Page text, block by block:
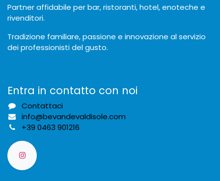
Partner affidabile per bar, ristoranti, hotel, enoteche e
rivenditori.
Tradizione familiare, passione e innovazione al servizio
dei professionisti del gusto.
Entra in contatto con noi
Contattaci
info@bevandevaldisole.com
+39 0463 901216